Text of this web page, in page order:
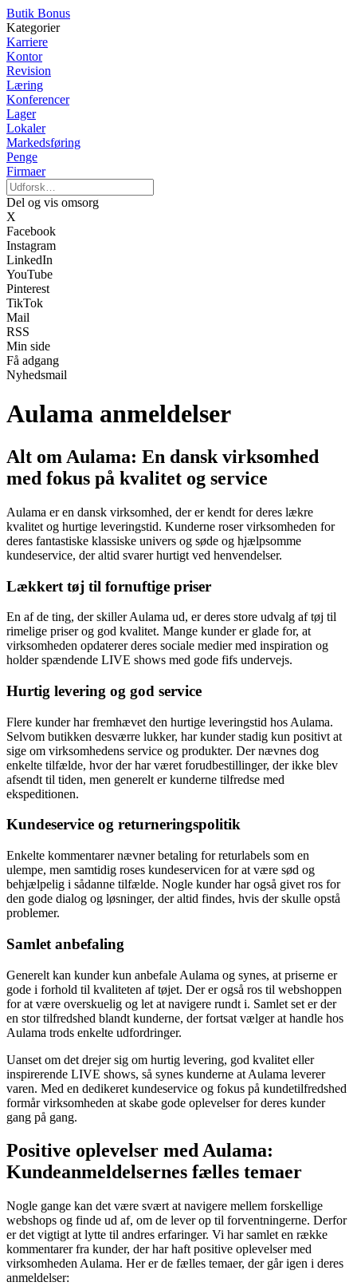
Butik Bonus
Kategorier
Karriere
Kontor
Revision
Læring
Konferencer
Lager
Lokaler
Markedsføring
Penge
Firmaer
Del og vis omsorg
X
Facebook
Instagram
LinkedIn
YouTube
Pinterest
TikTok
Mail
RSS
Min side
Få adgang
Nyhedsmail
Aulama anmeldelser
Alt om Aulama: En dansk virksomhed
med fokus på kvalitet og service
Aulama er en dansk virksomhed, der er kendt for deres lækre
kvalitet og hurtige leveringstid. Kunderne roser virksomheden for
deres fantastiske klassiske univers og søde og hjælpsomme
kundeservice, der altid svarer hurtigt ved henvendelser.
Lækkert tøj til fornuftige priser
En af de ting, der skiller Aulama ud, er deres store udvalg af tøj til
rimelige priser og god kvalitet. Mange kunder er glade for, at
virksomheden opdaterer deres sociale medier med inspiration og
holder spændende LIVE shows med gode fifs undervejs.
Hurtig levering og god service
Flere kunder har fremhævet den hurtige leveringstid hos Aulama.
Selvom butikken desværre lukker, har kunder stadig kun positivt at
sige om virksomhedens service og produkter. Der nævnes dog
enkelte tilfælde, hvor der har været forudbestillinger, der ikke blev
afsendt til tiden, men generelt er kunderne tilfredse med
ekspeditionen.
Kundeservice og returneringspolitik
Enkelte kommentarer nævner betaling for returlabels som en
ulempe, men samtidig roses kundeservicen for at være sød og
behjælpelig i sådanne tilfælde. Nogle kunder har også givet ros for
den gode dialog og løsninger, der altid findes, hvis der skulle opstå
problemer.
Samlet anbefaling
Generelt kan kunder kun anbefale Aulama og synes, at priserne er
gode i forhold til kvaliteten af tøjet. Der er også ros til webshoppen
for at være overskuelig og let at navigere rundt i. Samlet set er der
en stor tilfredshed blandt kunderne, der fortsat vælger at handle hos
Aulama trods enkelte udfordringer.
Uanset om det drejer sig om hurtig levering, god kvalitet eller
inspirerende LIVE shows, så synes kunderne at Aulama leverer
varen. Med en dedikeret kundeservice og fokus på kundetilfredshed
formår virksomheden at skabe gode oplevelser for deres kunder
gang på gang.
Positive oplevelser med Aulama:
Kundeanmeldelsernes fælles temaer
Nogle gange kan det være svært at navigere mellem forskellige
webshops og finde ud af, om de lever op til forventningerne. Derfor
er det vigtigt at lytte til andres erfaringer. Vi har samlet en række
kommentarer fra kunder, der har haft positive oplevelser med
virksomheden Aulama. Her er de fælles temaer, der går igen i deres
anmeldelser: